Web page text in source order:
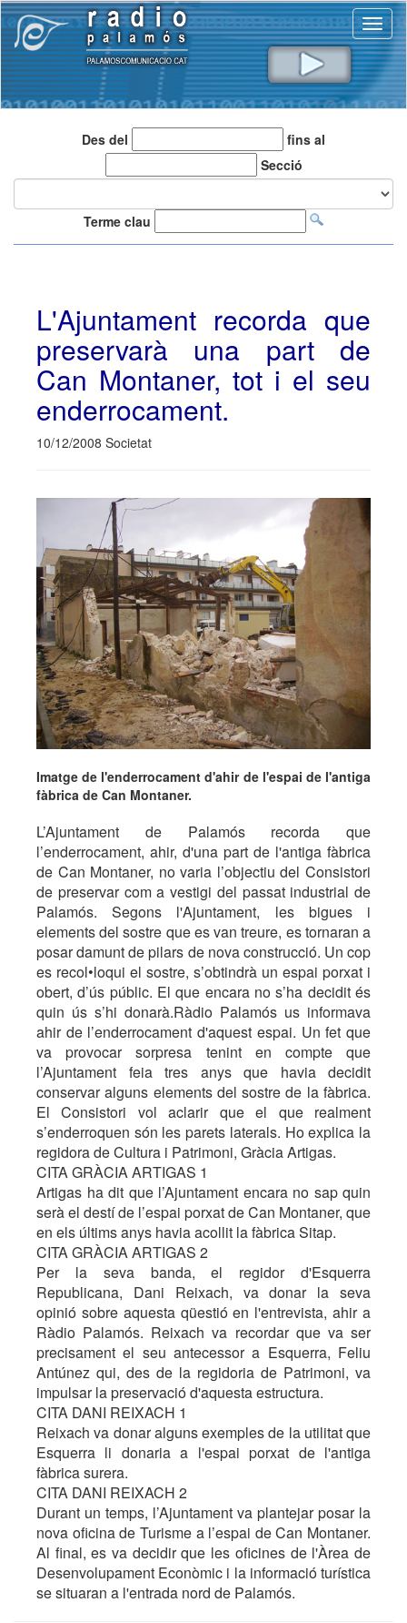
Des del
fins al
Secció
Terme clau
L'Ajuntament recorda que
preservarà una part de
Can Montaner, tot i el seu
enderrocament.
10/12/2008 Societat
Imatge de l'enderrocament d'ahir de l'espai de l'antiga
fàbrica de Can Montaner.
L’Ajuntament de Palamós recorda que
l’enderrocament, ahir, d'una part de l'antiga fàbrica
de Can Montaner, no varia l’objectiu del Consistori
de preservar com a vestigi del passat industrial de
Palamós. Segons l'Ajuntament, les bigues i
elements del sostre que es van treure, es tornaran a
posar damunt de pilars de nova construcció. Un cop
es recol•loqui el sostre, s’obtindrà un espai porxat i
obert, d’ús públic. El que encara no s’ha decidit és
quin ús s’hi donarà.Ràdio Palamós us informava
ahir de l’enderrocament d'aquest espai. Un fet que
va provocar sorpresa tenint en compte que
l’Ajuntament feia tres anys que havia decidit
conservar alguns elements del sostre de la fàbrica.
El Consistori vol aclarir que el que realment
s’enderroquen són les parets laterals. Ho explica la
regidora de Cultura i Patrimoni, Gràcia Artigas.
CITA GRÀCIA ARTIGAS 1
Artigas ha dit que l’Ajuntament encara no sap quin
serà el destí de l’espai porxat de Can Montaner, que
en els últims anys havia acollit la fàbrica Sitap.
CITA GRÀCIA ARTIGAS 2
Per la seva banda, el regidor d'Esquerra
Republicana, Dani Reixach, va donar la seva
opinió sobre aquesta qüestió en l'entrevista, ahir a
Ràdio Palamós. Reixach va recordar que va ser
precisament el seu antecessor a Esquerra, Feliu
Antúnez qui, des de la regidoria de Patrimoni, va
impulsar la preservació d'aquesta estructura.
CITA DANI REIXACH 1
Reixach va donar alguns exemples de la utilitat que
Esquerra li donaria a l'espai porxat de l'antiga
fàbrica surera.
CITA DANI REIXACH 2
Durant un temps, l’Ajuntament va plantejar posar la
nova oficina de Turisme a l’espai de Can Montaner.
Al final, es va decidir que les oficines de l'Àrea de
Desenvolupament Econòmic i la informació turística
se situaran a l'entrada nord de Palamós.